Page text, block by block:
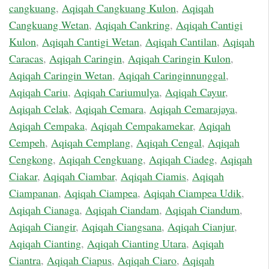
cangkuang, Aqiqah Cangkuang Kulon, Aqiqah
Cangkuang Wetan, Aqiqah Cankring, Aqiqah Cantigi
Kulon, Aqiqah Cantigi Wetan, Aqiqah Cantilan, Aqiqah
Caracas, Aqiqah Caringin, Aqiqah Caringin Kulon,
Aqiqah Caringin Wetan, Aqiqah Caringinnunggal,
Aqiqah Cariu, Aqiqah Cariumulya, Aqiqah Cayur,
Aqiqah Celak, Aqiqah Cemara, Aqiqah Cemarajaya,
Aqiqah Cempaka, Aqiqah Cempakamekar, Aqiqah
Cempeh, Aqiqah Cemplang, Aqiqah Cengal, Aqiqah
Cengkong, Aqiqah Cengkuang, Aqiqah Ciadeg, Aqiqah
Ciakar, Aqiqah Ciambar, Aqiqah Ciamis, Aqiqah
Ciampanan, Aqiqah Ciampea, Aqiqah Ciampea Udik,
Aqiqah Cianaga, Aqiqah Ciandam, Aqiqah Ciandum,
Aqiqah Ciangir, Aqiqah Ciangsana, Aqiqah Cianjur,
Aqiqah Cianting, Aqiqah Cianting Utara, Aqiqah
Ciantra, Aqiqah Ciapus, Aqiqah Ciaro, Aqiqah